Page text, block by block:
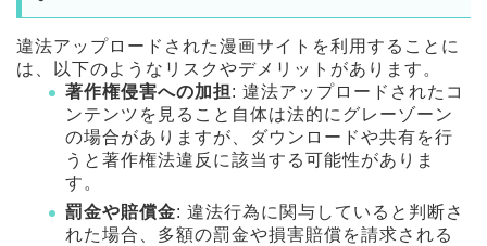
違法アップロードされた漫画サイトを利用することに
は、以下のようなリスクやデメリットがあります。
著作権侵害への加担: 違法アップロードされたコ
ンテンツを見ること自体は法的にグレーゾーン
の場合がありますが、ダウンロードや共有を行
うと著作権法違反に該当する可能性がありま
す。
罰金や賠償金: 違法行為に関与していると判断さ
れた場合、多額の罰金や損害賠償を請求される